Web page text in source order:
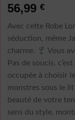
Noté5.00
sur 5 basé
6
notations
client
56,99 €
Avec cette Robe
séduction, même
charme.
Vous
Pas de soucis,
occupée à choisir
monstres sous le
beauté de votre
sens du style,